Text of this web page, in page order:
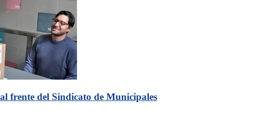
frente del Sindicato de Municipales